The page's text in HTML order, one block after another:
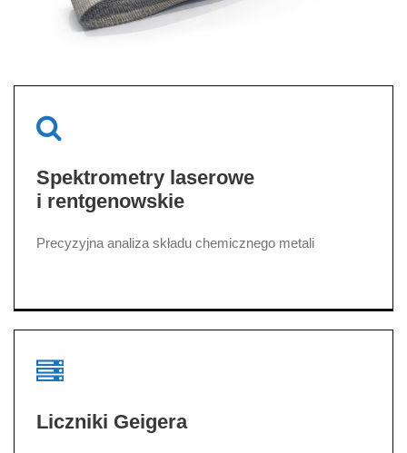
Spektrometry laserowe
i rentgenowskie
Precyzyjna analiza składu chemicznego metali
Liczniki Geigera